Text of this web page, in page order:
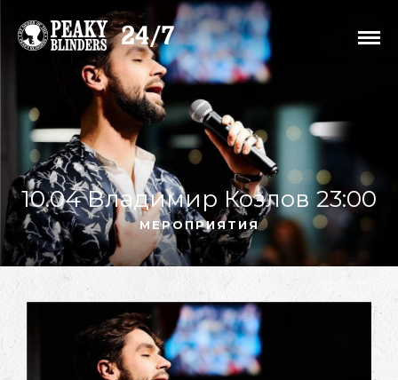
10.04 Владимир Козлов 23:00
МЕРОПРИЯТИЯ